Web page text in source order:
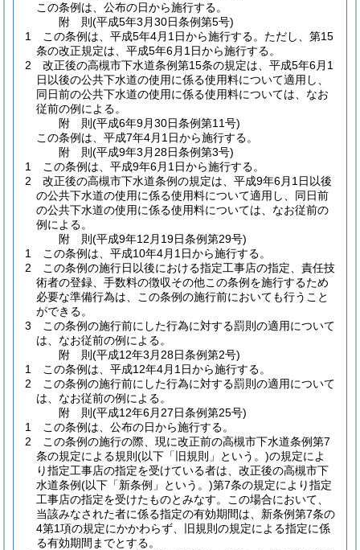
この条例は、公布の日から施行する。
附 則(平成5年3月30日条例第5号)
1
この条例は、平成5年4月1日から施行する。 ただし、第15
条の改正規定は、平成5年6月1日から施行する。
2
改正後の高槻市下水道条例第15条の規定は、平成5年6月1
日以後の公共下水道の使用に係る使用料について適用し、
同日前の公共下水道の使用に係る使用料については、なお
従前の例による。
附 則(平成6年9月30日条例第11号)
この条例は、平成7年4月1日から施行する。
附 則(平成9年3月28日条例第3号)
1
この条例は、平成9年6月1日から施行する。
2
改正後の高槻市下水道条例の規定は、平成9年6月1日以後
の公共下水道の使用に係る使用料について適用し、同日前
の公共下水道の使用に係る使用料については、なお従前の
例による。
附 則(平成9年12月19日条例第29号)
1
この条例は、平成10年4月1日から施行する。
2
この条例の施行日以後における指定工事店の指定、責任技
術者の登録、手数料の徴収その他この条例を施行するため
必要な準備行為は、この条例の施行前においても行うこと
ができる。
3
この条例の施行前にした行為に対する罰則の適用について
は、なお従前の例による。
附 則(平成12年3月28日条例第2号)
1
この条例は、平成12年4月1日から施行する。
2
この条例の施行前にした行為に対する罰則の適用について
は、なお従前の例による。
附 則(平成12年6月27日条例第25号)
1
この条例は、公布の日から施行する。
2
この条例の施行の際、現に改正前の高槻市下水道条例第7
条の規定による規則 (以下「旧規則」という。)の規定によ
り指定工事店の指定を受けている者は、改正後の高槻市下
水道条例(以下「新条例」という。)第7条の規定により指定
工事店の指定を受けたものとみなす。
この場合において、
当該みなされた者に係る指定の有効期間は、新条例第7条の
4第1項の規定にかかわらず、旧規則の規定による指定に係
る有効期間までとする。